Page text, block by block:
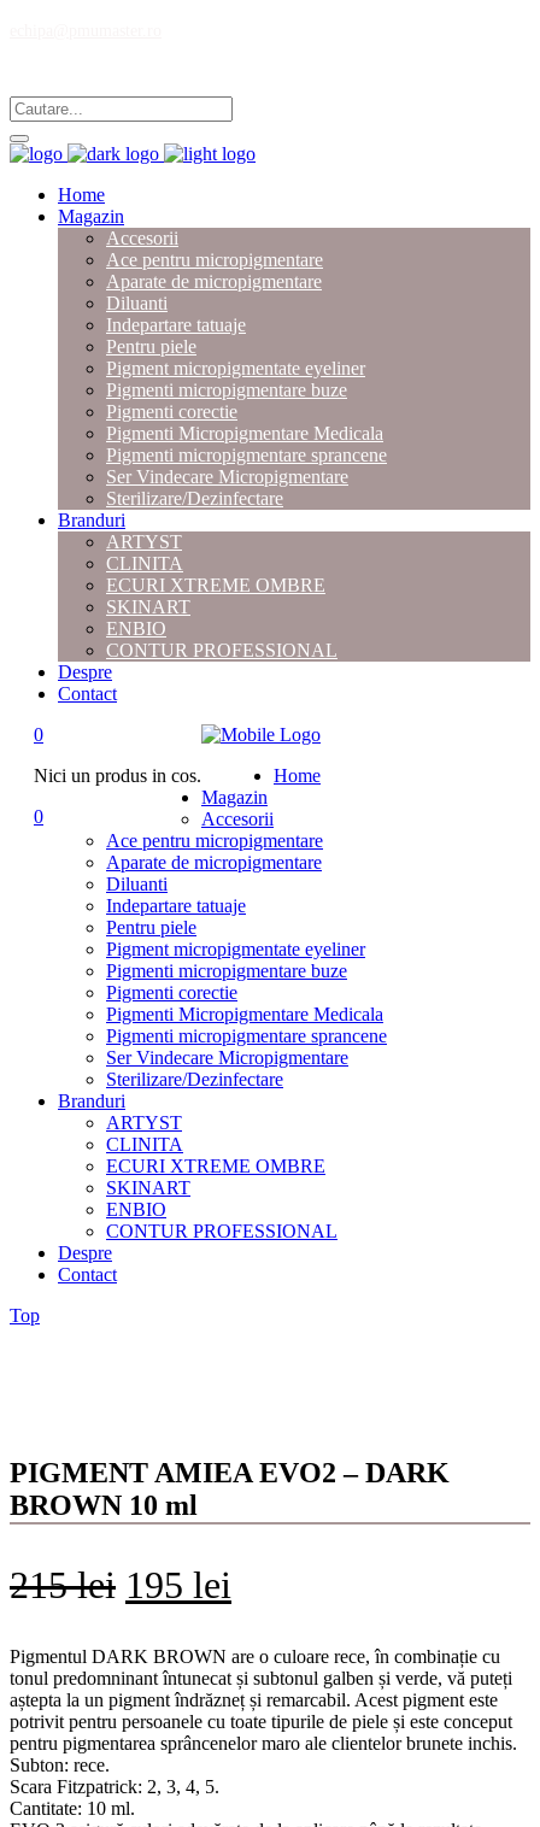
Home
Magazin
Accesorii
Ace pentru micropigmentare
Aparate de micropigmentare
Diluanti
Indepartare tatuaje
Pentru piele
Pigment micropigmentate eyeliner
Pigmenti micropigmentare buze
Pigmenti corectie
Pigmenti Micropigmentare Medicala
Pigmenti micropigmentare sprancene
Ser Vindecare Micropigmentare
Sterilizare/Dezinfectare
Branduri
ARTYST
CLINITA
ECURI XTREME OMBRE
SKINART
ENBIO
CONTUR PROFESSIONAL
Despre
Contact
0
Nici un produs in cos.
0
Home
Magazin
Accesorii
Ace pentru micropigmentare
Aparate de micropigmentare
Diluanti
Indepartare tatuaje
Pentru piele
Pigment micropigmentate eyeliner
Pigmenti micropigmentare buze
Pigmenti corectie
Pigmenti Micropigmentare Medicala
Pigmenti micropigmentare sprancene
Ser Vindecare Micropigmentare
Sterilizare/Dezinfectare
Branduri
ARTYST
CLINITA
ECURI XTREME OMBRE
SKINART
ENBIO
CONTUR PROFESSIONAL
Despre
Contact
Top
PIGMENT AMIEA EVO2 – DARK
BROWN 10 ml
215lei 195 lei
Pigmentul DARK BROWN are o culoare rece, în combinație cu
tonul predomninant întunecat și subtonul galben și verde, vă puteți
aștepta la un pigment îndrăzneț și remarcabil. Acest pigment este
potrivit pentru persoanele cu toate tipurile de piele și este conceput
pentru pigmentarea sprâncenelor maro ale clientelor brunete inchis.
Subton: rece.
Scara Fitzpatrick: 2, 3, 4, 5.
Cantitate: 10 ml.